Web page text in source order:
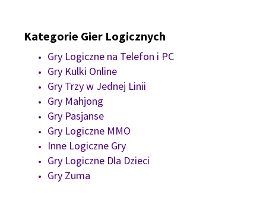
Kategorie Gier Logicznych
Gry Logiczne na Telefon i PC
Gry Kulki Online
Gry Trzy w Jednej Linii
Gry Mahjong
Gry Pasjanse
Gry Logiczne MMO
Inne Logiczne Gry
Gry Logiczne Dla Dzieci
Gry Zuma